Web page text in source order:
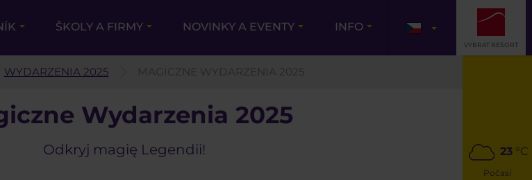
23°C
Počasí
ŠKOLY A FIRMY NOVINKY A EVENTY INFO
VYBRAT RESORT
WYDARZENIA 2025 MAGICZNE WYDARZENIA 2025
Wydarzenia 2025
Odkryj magię Legendii!